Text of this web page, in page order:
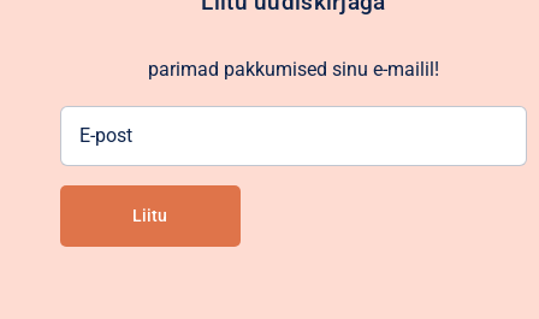
parimad pakkumised sinu e-mailil!
Liitu